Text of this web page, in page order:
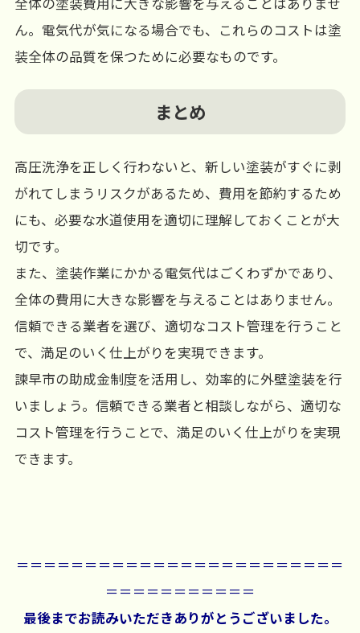
ん。電気代が気になる場合でも、これらのコストは塗
装全体の品質を保つために必要なものです。
まとめ
高圧洗浄を正しく行わないと、新しい塗装がすぐに剥
がれてしまうリスクがあるため、費用を節約するため
にも、必要な水道使用を適切に理解しておくことが大
切です。
また、塗装作業にかかる電気代はごくわずかであり、
全体の費用に大きな影響を与えることはありません。
信頼できる業者を選び、適切なコスト管理を行うこと
で、満足のいく仕上がりを実現できます。
諫早市の助成金制度を活用し、効率的に外壁塗装を行
いましょう。信頼できる業者と相談しながら、適切な
コスト管理を行うことで、満足のいく仕上がりを実現
できます。
＝＝＝＝＝＝＝＝＝＝＝＝＝＝＝＝＝＝＝＝＝＝＝＝
＝＝＝＝＝＝＝＝＝＝＝
最後までお読みいただきありがとうございました。